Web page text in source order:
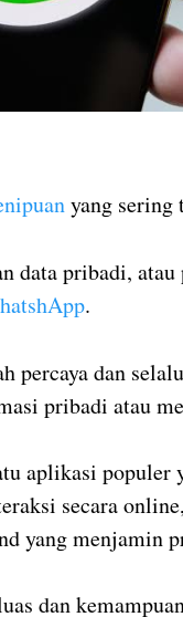
yang sering
data pribadi, atau
.
percaya dan
pribadi atau
aplikasi populer
secara
yang menjamin
dan